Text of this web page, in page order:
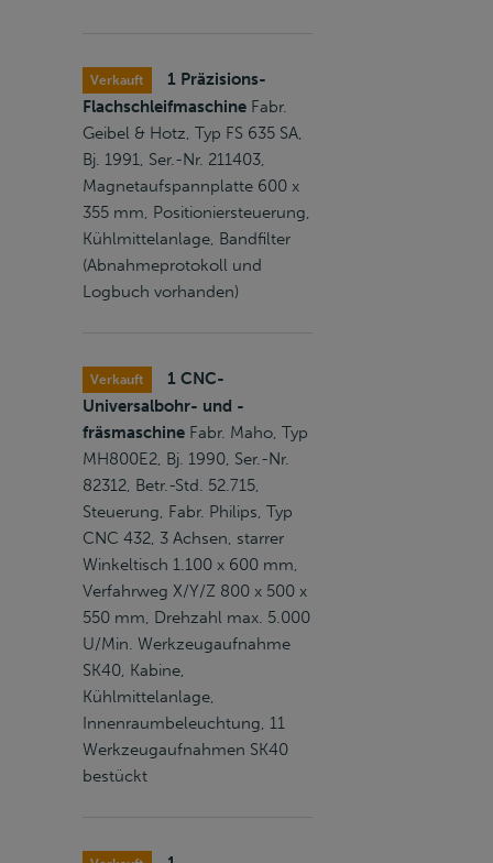
Verkauft
1 Präzisions-
Flachschleifmaschine Fabr.
Geibel & Hotz, Typ FS 635 SA,
Bj. 1991, Ser.-Nr. 211403,
Magnetaufspannplatte 600 x
355 mm, Positioniersteuerung,
Kühlmittelanlage, Bandfilter
(Abnahmeprotokoll und
Logbuch vorhanden)
Verkauft
1 CNC-
Universalbohr- und -
fräsmaschine Fabr. Maho, Typ
MH800E2, Bj. 1990, Ser.-Nr.
82312, Betr.-Std. 52.715,
Steuerung, Fabr. Philips, Typ
CNC 432, 3 Achsen, starrer
Winkeltisch 1.100 x 600 mm,
Verfahrweg X/Y/Z 800 x 500 x
550 mm, Drehzahl max. 5.000
U/Min. Werkzeugaufnahme
SK40, Kabine,
Kühlmittelanlage,
Innenraumbeleuchtung, 11
Werkzeugaufnahmen SK40
bestückt